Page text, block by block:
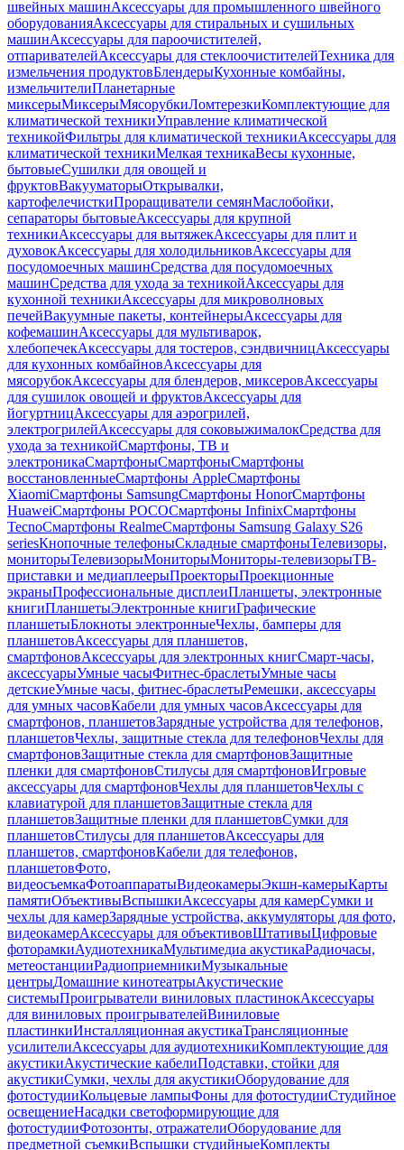
швейных машинАксессуары для промышленного швейного
оборудованияАксессуары для стиральных и сушильных
машинАксессуары для пароочистителей,
отпаривателейАксессуары для стеклоочистителейТехника для
измельчения продуктовБлендерыКухонные комбайны,
измельчителиПланетарные
миксерыМиксерыМясорубкиЛомтерезкиКомплектующие для
климатической техникиУправление климатической
техникойФильтры для климатической техникиАксессуары для
климатической техникиМелкая техникаВесы кухонные,
бытовыеСушилки для овощей и
фруктовВакууматорыОткрывалки,
картофелечисткиПроращиватели семянМаслобойки,
сепараторы бытовыеАксессуары для крупной
техникиАксессуары для вытяжекАксессуары для плит и
духовокАксессуары для холодильниковАксессуары для
посудомоечных машинСредства для посудомоечных
машинСредства для ухода за техникойАксессуары для
кухонной техникиАксессуары для микроволновых
печейВакуумные пакеты, контейнерыАксессуары для
кофемашинАксессуары для мультиварок,
хлебопечекАксессуары для тостеров, сэндвичницАксессуары
для кухонных комбайновАксессуары для
мясорубокАксессуары для блендеров, миксеровАксессуары
для сушилок овощей и фруктовАксессуары для
йогуртницАксессуары для аэрогрилей,
электрогрилейАксессуары для соковыжималокСредства для
ухода за техникойСмартфоны, ТВ и
электроникаСмартфоныСмартфоныСмартфоны
восстановленныеСмартфоны AppleСмартфоны
XiaomiСмартфоны SamsungСмартфоны HonorСмартфоны
HuaweiСмартфоны POCOСмартфоны InfinixСмартфоны
TecnoСмартфоны RealmeСмартфоны Samsung Galaxy S26
seriesКнопочные телефоныСкладные смартфоныТелевизоры,
мониторыТелевизорыМониторыМониторы-телевизорыТВ-
приставки и медиаплеерыПроекторыПроекционные
экраныПрофессиональные дисплеиПланшеты, электронные
книгиПланшетыЭлектронные книгиГрафические
планшетыБлокноты электронныеЧехлы, бамперы для
планшетовАксессуары для планшетов,
смартфоновАксессуары для электронных книгСмарт-часы,
аксессуарыУмные часыФитнес-браслетыУмные часы
детскиеУмные часы, фитнес-браслетыРемешки, аксессуары
для умных часовКабели для умных часовАксессуары для
смартфонов, планшетовЗарядные устройства для телефонов,
планшетовЧехлы, защитные стекла для телефоновЧехлы для
смартфоновЗащитные стекла для смартфоновЗащитные
пленки для смартфоновСтилусы для смартфоновИгровые
аксессуары для смартфоновЧехлы для планшетовЧехлы с
клавиатурой для планшетовЗащитные стекла для
планшетовЗащитные пленки для планшетовСумки для
планшетовСтилусы для планшетовАксессуары для
планшетов, смартфоновКабели для телефонов,
планшетовФото,
видеосъемкаФотоаппаратыВидеокамерыЭкшн-камерыКарты
памятиОбъективыВспышкиАксессуары для камерСумки и
чехлы для камерЗарядные устройства, аккумуляторы для фото,
видеокамерАксессуары для объективовШтативыЦифровые
фоторамкиАудиотехникаМультимедиа акустикаРадиочасы,
метеостанцииРадиоприемникиМузыкальные
центрыДомашние кинотеатрыАкустические
системыПроигрыватели виниловых пластинокАксессуары
для виниловых проигрывателейВиниловые
пластинкиИнсталляционная акустикаТрансляционные
усилителиАксессуары для аудиотехникиКомплектующие для
акустикиАкустические кабелиПодставки, стойки для
акустикиСумки, чехлы для акустикиОборудование для
фотостудииКольцевые лампыФоны для фотостудииСтудийное
освещениеНасадки светоформирующие для
фотостудииФотозонты, отражателиОборудование для
предметной съемкиВспышки студийныеКомплекты